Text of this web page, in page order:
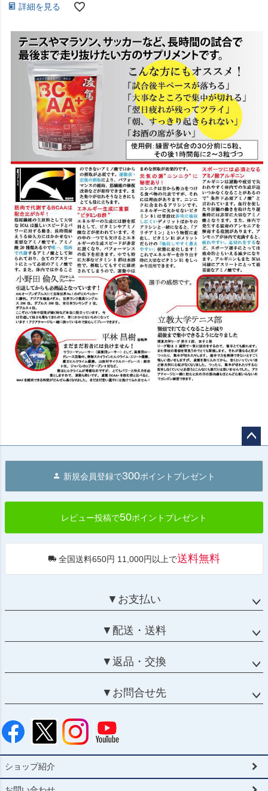
詳細を見る
へ
新規会員登録で300ポイントプレゼント
レビュー投稿で50ポイントプレゼント
全国送料650円 11,000円以上で送料無料
▼お支払い
▼配送・送料
▼返品・交換
▼お問合せ先
ショップ紹介